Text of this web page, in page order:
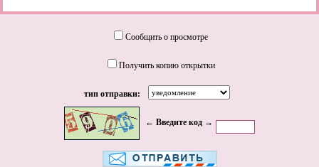
Сообщить о просмотре
Получить копию открытки
тип отправки:
← Введите код →